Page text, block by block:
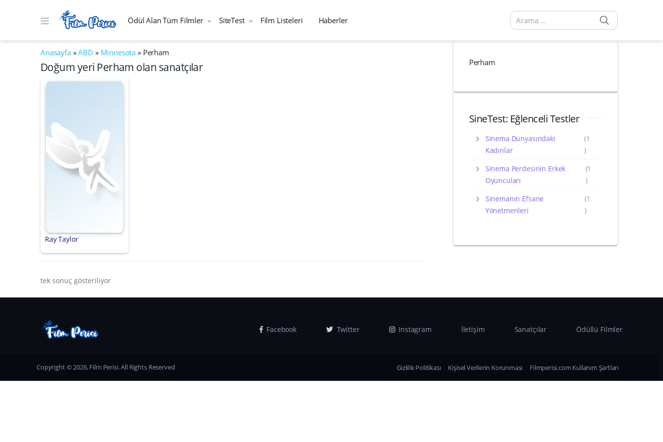
Ödül Alan Tüm Filmler SiteTest Film Listeleri Haberler
Arama sonuçları:
Anasayfa»ABD » Minnesota » Perham
Doğum yeri Perham olan sanatçılar
Ray Taylor
tek sonuç gösteriliyor
Perham
SineTest: Eğlenceli Testler
Sinema Dünyasındaki
Kadınlar
(1
)
Sinema Perdesinin Erkek
Oyuncuları
(1
)
Sinemanın Efsane
Yönetmenleri
(1
)
Facebook Twitter Instagram İletişim Sanatçılar Ödüllü Filmler
Copyright © 2026, Film Perisi. All Rights Reserved Gizlilik Politikası Kişisel Verilerin Korunması Filmperisi.com Kullanım Şartları